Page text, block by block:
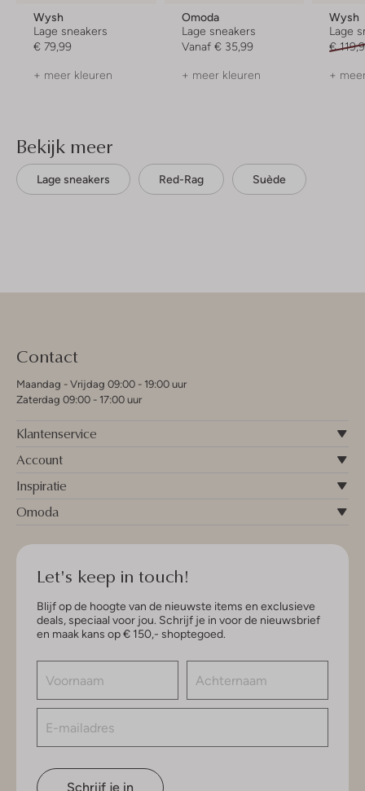
Wysh
Lage sneakers
€ 79,99
+ meer kleuren
Omoda
Lage sneakers
Vanaf € 35,99
+ meer kleuren
Wysh
Lage
€
+
Bekijk meer
Lage sneakers Red-Rag Suède
Contact
Maandag - Vrijdag 09:00 - 19:00 uur
Zaterdag 09:00 - 17:00 uur
Klantenservice
Account
Inspiratie
Omoda
Let's keep in touch!
Blijf op de hoogte van de nieuwste items en exclusieve
deals, speciaal voor jou. Schrijf je in voor de nieuwsbrief
en maak kans op € 150,- shoptegoed.
Schrijf je in